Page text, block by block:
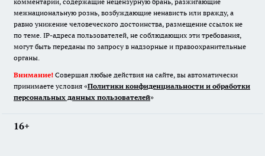
межнациональную рознь, возбуждающие ненависть или вражду, а
равно унижение человеческого достоинства, размещение ссылок не
по теме. IP-адреса пользователей, не соблюдающих эти требования,
могут быть переданы по запросу в надзорные и правоохранительные
органы.
Внимание! Совершая любые действия на сайте, вы автоматически
принимаете условия «Политики конфиденциальности и обработки
персональных данных пользователей»
16+